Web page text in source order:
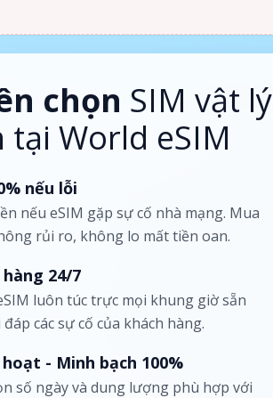
chọn SIM vật lý
World eSIM
nếu lỗi
nếu eSIM gặp sự cố nhà mạng. Mua
rủi ro, không lo mất tiền oan.
24/7
luôn túc trực mọi khung giờ sẵn
các sự cố của khách hàng.
- Minh bạch 100%
số ngày và dung lượng phù hợp với